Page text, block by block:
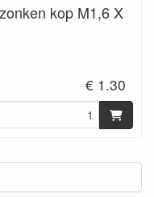
kop M1,6 X
€ 1.30